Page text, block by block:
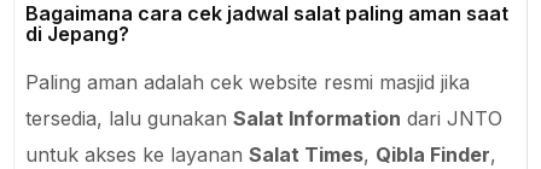
Bagaimana cara cek jadwal salat paling aman saat
di Jepang?
Paling aman adalah cek website resmi masjid jika
tersedia, lalu gunakanSalat Information dari JNTO
untuk akses ke layananSalat Times, Qibla Finder,